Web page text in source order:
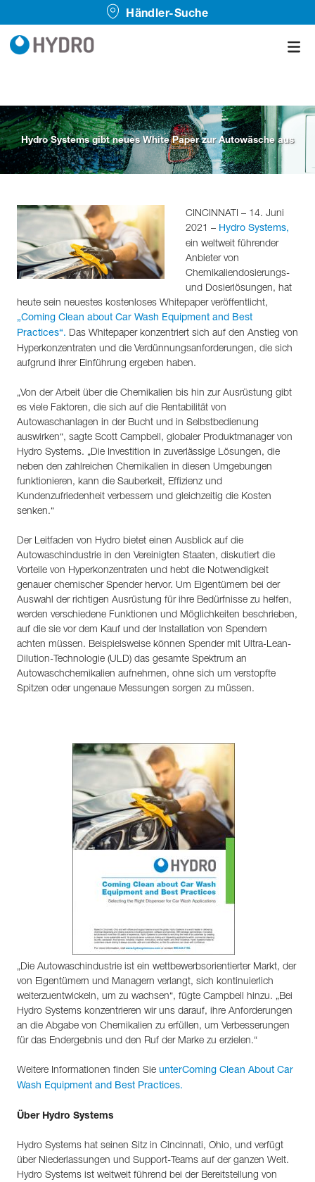
Händler-Suche
Hydro Systems gibt neues White Paper zur Autowäsche aus
CINCINNATI – 14. Juni
2021 – Hydro Systems,
ein weltweit führender
Anbieter von
Chemikaliendosierungs-
und Dosierlösungen, hat
heute sein neuestes kostenloses Whitepaper veröffentlicht,
„Coming Clean about Car Wash Equipment and Best
Practices“. Das Whitepaper konzentriert sich auf den Anstieg von
Hyperkonzentraten und die Verdünnungsanforderungen, die sich
aufgrund ihrer Einführung ergeben haben.
„Von der Arbeit über die Chemikalien bis hin zur Ausrüstung gibt
es viele Faktoren, die sich auf die Rentabilität von
Autowaschanlagen in der Bucht und in Selbstbedienung
auswirken“, sagte Scott Campbell, globaler Produktmanager von
Hydro Systems. „Die Investition in zuverlässige Lösungen, die
neben den zahlreichen Chemikalien in diesen Umgebungen
funktionieren, kann die Sauberkeit, Effizienz und
Kundenzufriedenheit verbessern und gleichzeitig die Kosten
senken.“
Der Leitfaden von Hydro bietet einen Ausblick auf die
Autowaschindustrie in den Vereinigten Staaten, diskutiert die
Vorteile von Hyperkonzentraten und hebt die Notwendigkeit
genauer chemischer Spender hervor. Um Eigentümern bei der
Auswahl der richtigen Ausrüstung für ihre Bedürfnisse zu helfen,
werden verschiedene Funktionen und Möglichkeiten beschrieben,
auf die sie vor dem Kauf und der Installation von Spendern
achten müssen. Beispielsweise können Spender mit Ultra-Lean-
Dilution-Technologie (ULD) das gesamte Spektrum an
Autowaschchemikalien aufnehmen, ohne sich um verstopfte
Spitzen oder ungenaue Messungen sorgen zu müssen.
„Die Autowaschindustrie ist ein wettbewerbsorientierter Markt, der
von Eigentümern und Managern verlangt, sich kontinuierlich
weiterzuentwickeln, um zu wachsen“, fügte Campbell hinzu. „Bei
Hydro Systems konzentrieren wir uns darauf, ihre Anforderungen
an die Abgabe von Chemikalien zu erfüllen, um Verbesserungen
für das Endergebnis und den Ruf der Marke zu erzielen.“
Weitere Informationen finden Sie unterComing Clean About Car
Wash Equipment and Best Practices.
Über Hydro Systems
Hydro Systems hat seinen Sitz in Cincinnati, Ohio, und verfügt
über Niederlassungen und Support-Teams auf der ganzen Welt.
Hydro Systems ist weltweit führend bei der Bereitstellung von